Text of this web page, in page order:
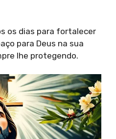
os dias para fortalecer
para Deus na sua
lhe protegendo.